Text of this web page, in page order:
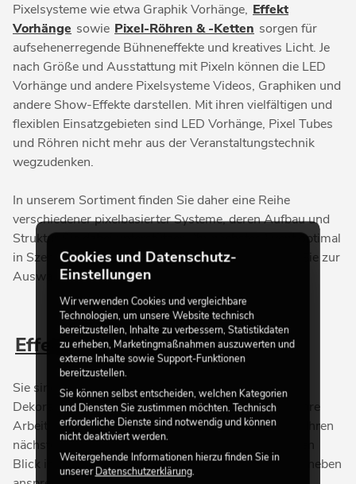
Pixelsysteme wie etwa Graphik Vorhänge, Effekt
Vorhänge sowie Pixel-Röhren & -Ketten sorgen für
aufsehenerregende Bühneneffekte und kreatives Licht. Je
nach Größe und Ausstattung mit Pixeln können die LED
Vorhänge und andere Pixelsysteme Videos, Graphiken und
andere Show-Effekte darstellen. Mit ihren vielfältigen und
flexiblen Einsatzgebieten sind LED Vorhänge, Pixel Tubes
und Röhren nicht mehr aus der Veranstaltungstechnik
wegzudenken.
In unserem Sortiment finden Sie daher eine Reihe
verschiedener pixelbasierter Systeme, deren Aufbau und
Struktur Sie dabei unterstützen, Ihr nächstes Event optimal
in Szene zu setzen. Folgende Kategorien stehen für Sie zur
Auswahl bereit:
Effekt Vorhänge
Sie sind auf der Suche nach einer ansprechenden
Dekoration für Ihren Partykeller oder benötigen für Ihre
Arbeit als mobiler DJ noch das besondere Etwas für Ihren
nächsten Auftritt? Dann werfen Sie doch einmal einen
Blick in die Rubrik „Effekt Vorhänge.“ Hier finden Sie neben
Cookies und Datenschutz-
Einstellungen
Wir verwenden Cookies und vergleichbare
Technologien, um unsere Website technisch
bereitzustellen, Inhalte zu verbessern, Statistikdaten
zu erheben, Marketingmaßnahmen auszuwerten und
externe Inhalte sowie Support-Funktionen
bereitzustellen.
Sie können selbst entscheiden, welchen Kategorien
und Diensten Sie zustimmen möchten. Technisch
erforderliche Dienste sind notwendig und können
nicht deaktiviert werden.
Weitergehende Informationen hierzu finden Sie in
unsererDatenschutzerklärung.